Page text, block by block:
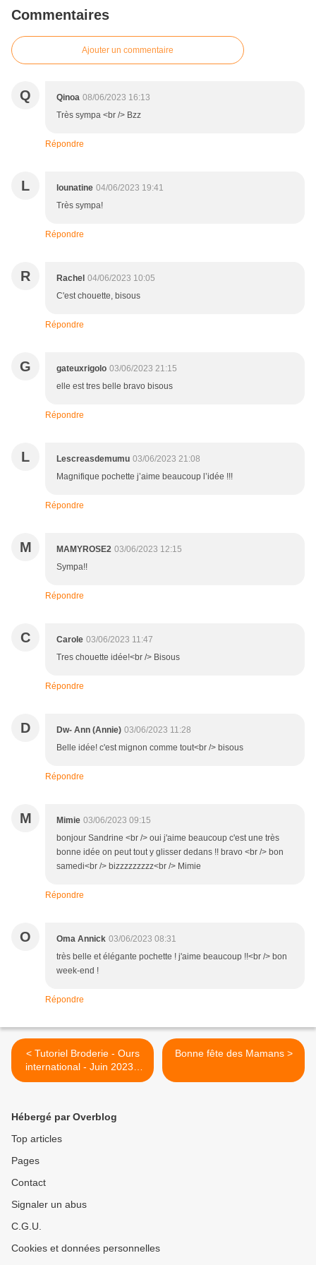
Commentaires
Ajouter un commentaire
Q Qinoa 08/06/2023 16:13
Très sympa <br /> Bzz
Répondre
L lounatine 04/06/2023 19:41
Très sympa!
Répondre
R Rachel 04/06/2023 10:05
C'est chouette, bisous
Répondre
G gateuxrigolo 03/06/2023 21:15
elle est tres belle bravo bisous
Répondre
L Lescreasdemumu 03/06/2023 21:08
Magnifique pochette j’aime beaucoup l’idée !!!
Répondre
M MAMYROSE2 03/06/2023 12:15
Sympa!!
Répondre
C Carole 03/06/2023 11:47
Tres chouette idée!<br /> Bisous
Répondre
D Dw- Ann (Annie) 03/06/2023 11:28
Belle idée! c'est mignon comme tout<br /> bisous
Répondre
M Mimie 03/06/2023 09:15
bonjour Sandrine <br /> oui j'aime beaucoup c'est une très
bonne idée on peut tout y glisser dedans !! bravo <br /> bon
samedi<br /> bizzzzzzzzz<br /> Mimie
Répondre
O Oma Annick 03/06/2023 08:31
très belle et élégante pochette ! j'aime beaucoup !!<br /> bon
week-end !
Répondre
< Tutoriel Broderie - Ours
international - Juin 2023 -
Pays Bas
Bonne fête des Mamans >
Hébergé par Overblog
Top articles
Pages
Contact
Signaler un abus
C.G.U.
Cookies et données personnelles